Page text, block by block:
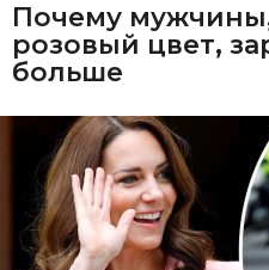
Почему
розовый цвет,
больше